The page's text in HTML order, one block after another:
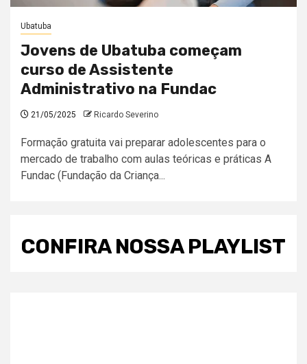
Ubatuba
Jovens de Ubatuba começam
curso de Assistente
Administrativo na Fundac
21/05/2025 Ricardo Severino
Formação gratuita vai preparar adolescentes para o
mercado de trabalho com aulas teóricas e práticas A
Fundac (Fundação da Criança...
CONFIRA NOSSA PLAYLIST